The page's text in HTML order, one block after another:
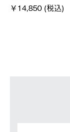
￥14,850 (税込)